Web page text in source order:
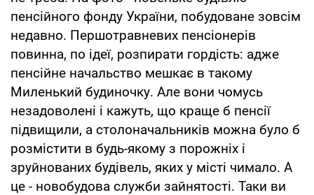
пенсійного фонду України, побудоване зовсім
недавно. Першотравневих пенсіонерів
повинна, по ідеї, розпирати гордість: адже
пенсійне начальство мешкає в такому
Миленький будиночку. Але вони чомусь
незадоволені і кажуть, що краще б пенсії
підвищили, а столоначальників можна було б
розмістити в будь-якому з порожніх і
зруйнованих будівель, яких у місті чимало. А
це - новобудова служби зайнятості. Таки ви